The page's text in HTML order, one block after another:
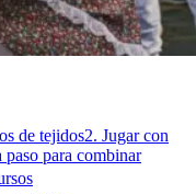
de tejidos2. Jugar con
paso para combinar